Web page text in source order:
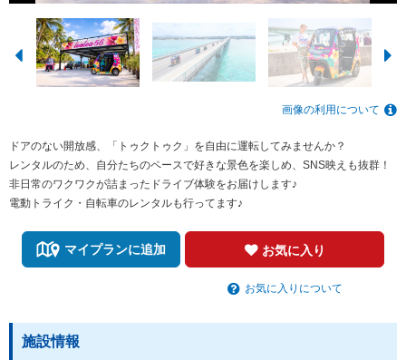
画像の利用について
ドアのない開放感、「トゥクトゥク」を自由に運転してみませんか？
レンタルのため、自分たちのペースで好きな景色を楽しめ、SNS映えも抜群！
非日常のワクワクが詰まったドライブ体験をお届けします♪
電動トライク・自転車のレンタルも行ってます♪
マイプランに追加 お気に入り
お気に入りについて
施設情報